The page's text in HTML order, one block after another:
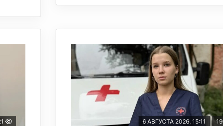
6 АВГУСТА 2026, 15:11 19